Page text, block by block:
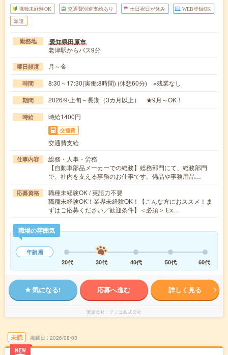
職種未経験OK 交通費別途支給あり 土日祝日が休み WEB登録OK
派遣
勤務地 愛知県田原市
老津駅からバス9分
曜日頻度 月～金
時間 8:30～17:30(実働:8時間) (休憩60分) ※残業なし
期間 2026/9/上旬～長期（3カ月以上） ★9月～OK！
時給 時給1400円
交通費
交通費支給
仕事内容
総務・人事・労務
【自動車部品メーカーでの総務】総務部門にて、総務部門
で、社内を支える事務のお仕事です。備品や事務用品…
応募資格
職種未経験OK / 英語力不要
職種未経験OK！業界未経験OK！【こんな方におススメ！ま
ずはご応募ください／歓迎条件】＜必須＞ Ex…
職場の雰囲気
年齢層
20代
30代 40代 50代 60代
気になる! 応募へ進む 詳しく見る
派遣会社 アデコ株式会社
未読
NEW
掲載日 2026/08/03